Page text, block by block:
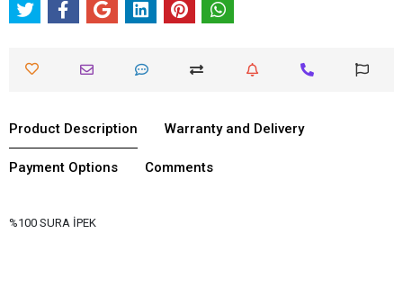
Product Description Warranty and Delivery
Payment Options Comments
%100 SURA İPEK